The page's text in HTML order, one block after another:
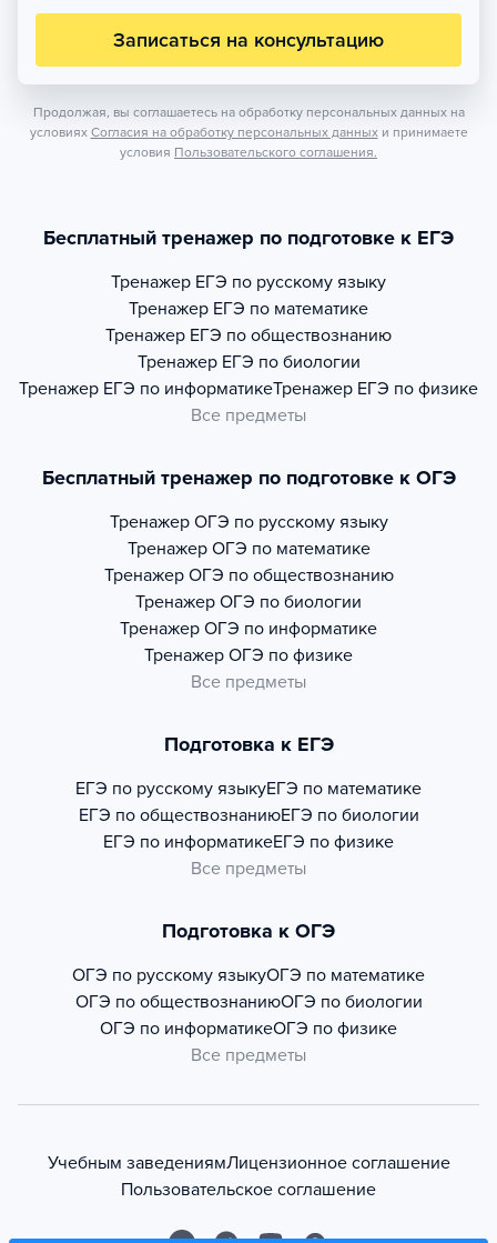
Записаться на консультацию
Продолжая, вы соглашаетесь на обработку персональных данных на
условиях Согласия на обработку персональных данных и принимаете
условия Пользовательского соглашения.
Бесплатный тренажер по подготовке к ЕГЭ
Тренажер ЕГЭ по русскому языку
Тренажер ЕГЭ по математике
Тренажер ЕГЭ по обществознанию
Тренажер ЕГЭ по биологии
Тренажер ЕГЭ по информатикеТренажер ЕГЭ по физике
Все предметы
Бесплатный тренажер по подготовке к ОГЭ
Тренажер ОГЭ по русскому языку
Тренажер ОГЭ по математике
Тренажер ОГЭ по обществознанию
Тренажер ОГЭ по биологии
Тренажер ОГЭ по информатике
Тренажер ОГЭ по физике
Все предметы
Подготовка к ЕГЭ
ЕГЭ по русскому языкуЕГЭ по математике
ЕГЭ по обществознаниюЕГЭ по биологии
ЕГЭ по информатикеЕГЭ по физике
Все предметы
Подготовка к ОГЭ
ОГЭ по русскому языкуОГЭ по математике
ОГЭ по обществознаниюОГЭ по биологии
ОГЭ по информатикеОГЭ по физике
Все предметы
Учебным заведениямЛицензионное соглашение
Пользовательское соглашение